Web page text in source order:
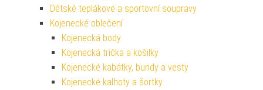
Dětské teplákové a sportovní soupravy
Kojenecké oblečení
Kojenecká body
Kojenecká trička a košilky
Kojenecké kabátky, bundy a vesty
Kojenecké kalhoty a šortky